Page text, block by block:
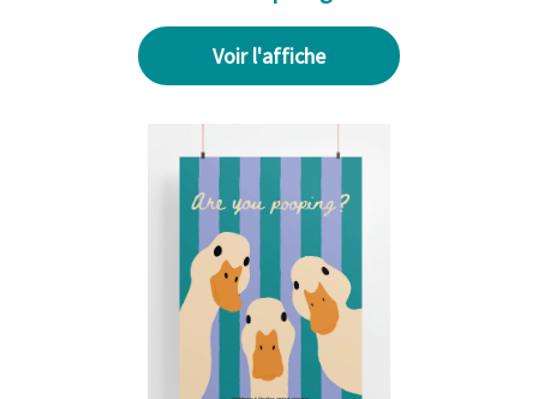
Voir l'affiche